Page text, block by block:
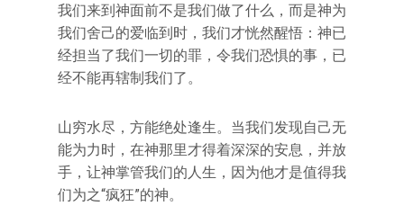
我们来到神面前不是我们做了什么，而是神为
我们舍己的爱临到时，我们才恍然醒悟：神已
经担当了我们一切的罪，令我们恐惧的事，已
经不能再辖制我们了。
山穷水尽，方能绝处逢生。当我们发现自己无
能为力时，在神那里才得着深深的安息，并放
手，让神掌管我们的人生，因为他才是值得我
们为之“疯狂”的神。